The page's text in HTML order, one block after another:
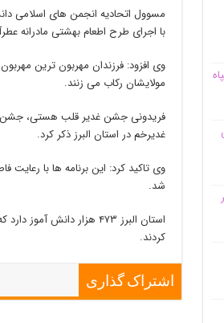
با اجرای طرح اطعام بهشتی مادرانه
وی افزود: فرزندان مهربون ترین
مولایشان رکاب می زنند.
فریدونی جشن غدیر قلب هستی، جشن
غدیرخم در استان البرز ذکر کرد.
وی تاکید کرد: این برنامه ها با رعایت
شد.
کردند.
اشتراک گذاری